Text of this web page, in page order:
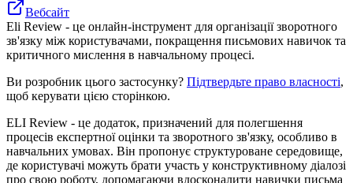
Вебсайт
Eli Review - це онлайн-інструмент для організації зворотного
зв'язку між користувачами, покращення письмових навичок та
критичного мислення в навчальному процесі.
Ви розробник цього застосунку? Підтвердьте право власності,
щоб керувати цією сторінкою.
ELI Review - це додаток, призначений для полегшення
процесів експертної оцінки та зворотного зв'язку, особливо в
навчальних умовах. Він пропонує структуроване середовище,
де користувачі можуть брати участь у конструктивному діалозі
про свою роботу, допомагаючи вдосконалити навички письма